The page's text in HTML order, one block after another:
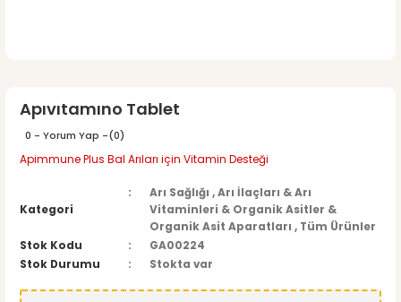
Apıvıtamıno Tablet
0 - Yorum Yap -(0)
Apimmune Plus Bal Arıları için Vitamin Desteği
Kategori
Arı Sağlığı ,Arı İlaçları & Arı
Vitaminleri & Organik Asitler &
Organik Asit Aparatları , Tüm Ürünler
Stok Kodu
GA00224
Stok Durumu
Stokta var